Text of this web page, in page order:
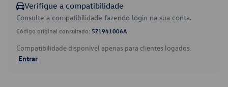
Verifique a compatibilidade
Consulte a compatibilidade fazendo login na sua conta.
Código original consultado: 5Z1941006A
Compatibilidade disponível apenas para clientes logados.
Entrar